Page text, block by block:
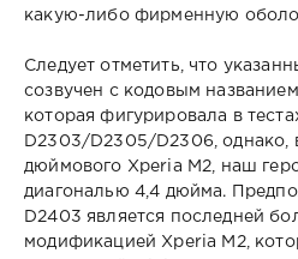
какую-либо фирменную
Следует отметить, что
созвучен с кодовым
которая фигурировала в
D2303/D2305/D2306, однако,
дюймового Xperia M2, наш
диагональю 4,4 дюйма.
D2403 является последней
модификацией Xperia M2,